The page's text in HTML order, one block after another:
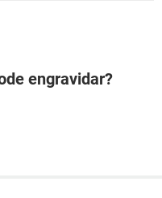
engravidar?